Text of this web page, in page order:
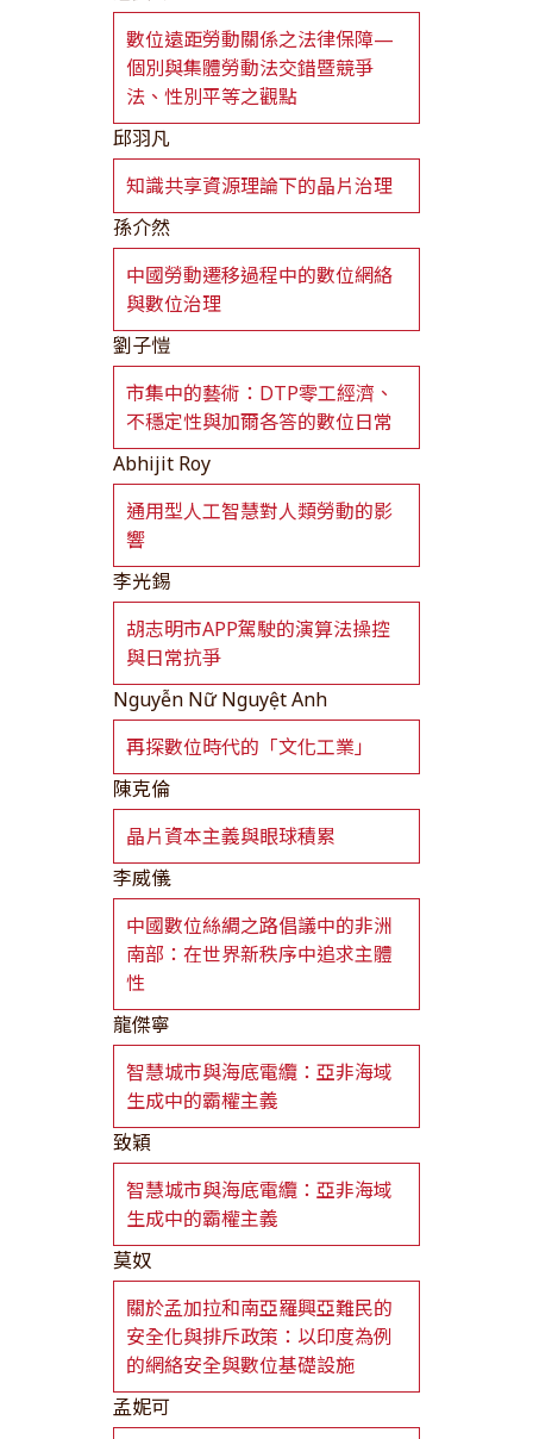
數位遠距勞動關係之法律保障—
個別與集體勞動法交錯暨競爭
法、性別平等之觀點
邱羽凡
知識共享資源理論下的晶片治理
孫介然
中國勞動遷移過程中的數位網絡
與數位治理
劉子愷
市集中的藝術：DTP零工經濟、
不穩定性與加爾各答的數位日常
Abhijit Roy
通用型人工智慧對人類勞動的影
響
李光錫
胡志明市APP駕駛的演算法操控
與日常抗爭
Nguyễn Nữ Nguyệt Anh
再探數位時代的「文化工業」
陳克倫
晶片資本主義與眼球積累
李威儀
中國數位絲綢之路倡議中的非洲
南部：在世界新秩序中追求主體
性
龍傑寧
智慧城市與海底電纜：亞非海域
生成中的霸權主義
致穎
智慧城市與海底電纜：亞非海域
生成中的霸權主義
莫奴
關於孟加拉和南亞羅興亞難民的
安全化與排斥政策：以印度為例
的網絡安全與數位基礎設施
孟妮可